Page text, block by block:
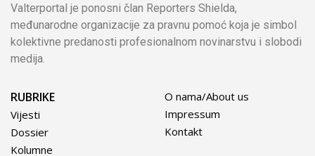
Valterportal je ponosni član Reporters Shielda,
međunarodne organizacije za pravnu pomoć koja je simbol
kolektivne predanosti profesionalnom novinarstvu i slobodi
medija.
RUBRIKE
Vijesti
Dossier
Kolumne
O nama/About us
Impressum
Kontakt